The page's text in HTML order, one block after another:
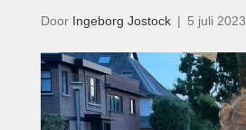
Door Ingeborg Jostock | 5 juli 2023